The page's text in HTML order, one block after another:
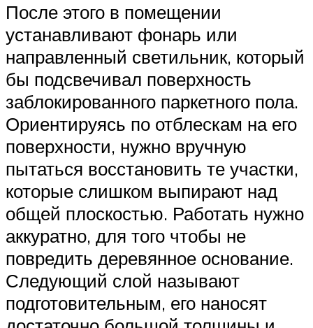
После этого в помещении
устанавливают фонарь или
направленный светильник, который
бы подсвечивал поверхность
заблокированного паркетного пола.
Ориентируясь по отблескам на его
поверхности, нужно вручную
пытаться восстановить те участки,
которые слишком выпирают над
общей плоскостью. Работать нужно
аккуратно, для того чтобы не
повредить деревянное основание.
Следующий слой называют
подготовительным, его наносят